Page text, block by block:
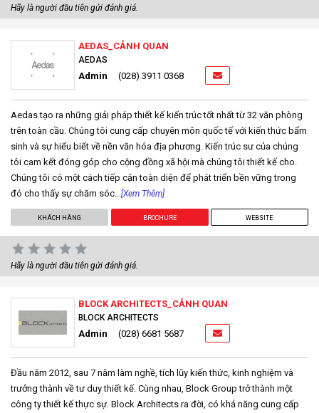
Hãy là người đầu tiên gửi đánh giá.
AEDAS_CẢNH QUAN
AEDAS
Admin (028) 3911 0368
Aedas tạo ra những giải pháp thiết kế kiến trúc tốt nhất từ 32 văn phòng
trên toàn cầu. Chúng tôi cung cấp chuyên môn quốc tế với kiến thức bẩm
sinh và sự hiểu biết về nền văn hóa địa phương. Kiến trúc sư của chúng
tôi cam kết đóng góp cho cộng đồng xã hội mà chúng tôi thiết kế cho.
Chúng tôi có một cách tiếp cận toàn diện để phát triển bền vững trong
đó cho thấy sự chăm sóc... [Xem Thêm]
KHÁCH HÀNG BROCHURE WEBSITE
Hãy là người đầu tiên gửi đánh giá.
BLOCK ARCHITECTS_CẢNH QUAN
BLOCK ARCHITECTS
Admin (028) 6681 5687
Đầu năm 2012, sau 7 năm làm nghề, tích lũy kiến thức, kinh nghiệm và
trưởng thành về tư duy thiết kế. Cùng nhau, Block Group trở thành một
công ty thiết kế thực sự. Block Architects ra đời, có khả năng cung cấp